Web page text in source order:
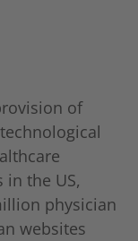
of
in the US,
physician
websites